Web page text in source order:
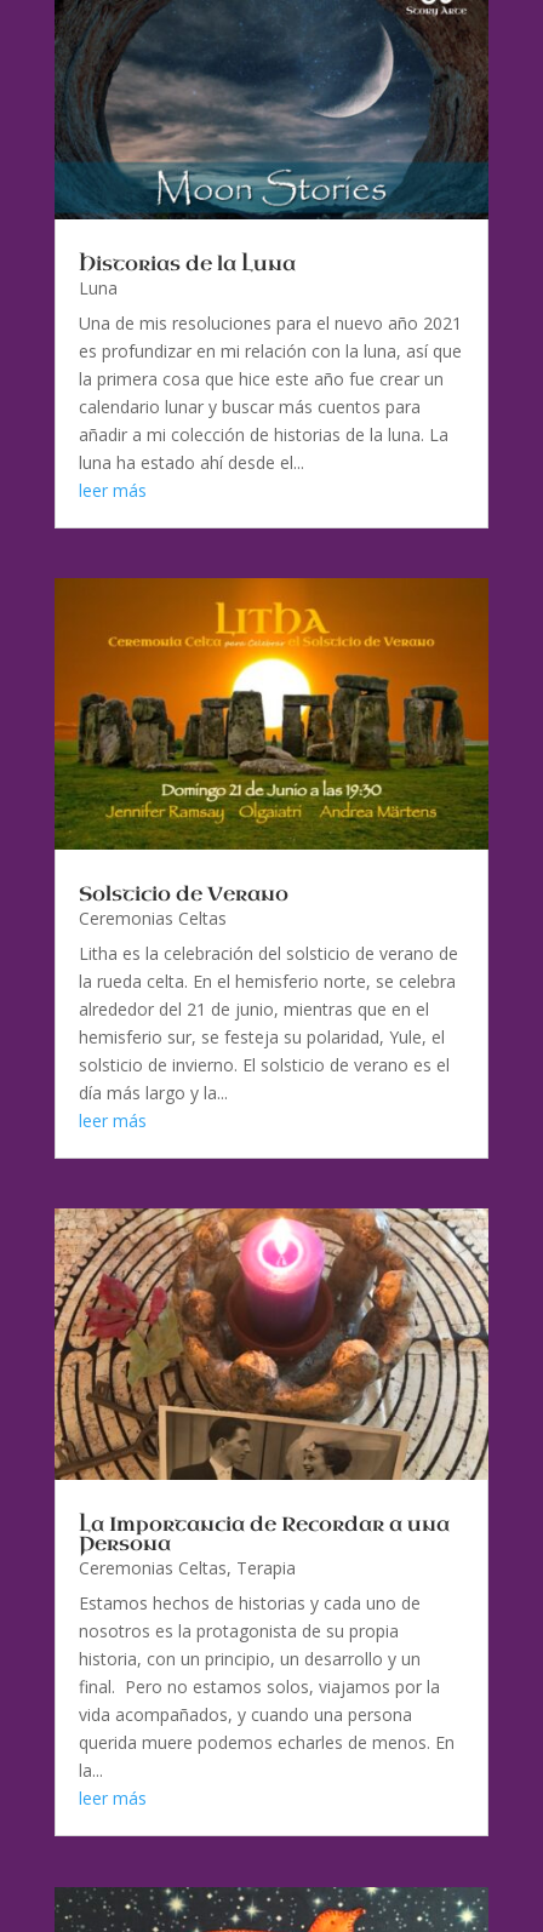
Historias de la Luna
Luna
Una de mis resoluciones para el nuevo año 2021
es profundizar en mi relación con la luna, así que
la primera cosa que hice este año fue crear un
calendario lunar y buscar más cuentos para
añadir a mi colección de historias de la luna. La
luna ha estado ahí desde el...
leer más
Solsticio de Verano
Ceremonias Celtas
Litha es la celebración del solsticio de verano de
la rueda celta. En el hemisferio norte, se celebra
alrededor del 21 de junio, mientras que en el
hemisferio sur, se festeja su polaridad, Yule, el
solsticio de invierno. El solsticio de verano es el
día más largo y la...
leer más
La Importancia de Recordar a una
Persona
Ceremonias Celtas, Terapia
Estamos hechos de historias y cada uno de
nosotros es la protagonista de su propia
historia, con un principio, un desarrollo y un
final. Pero no estamos solos, viajamos por la
vida acompañados, y cuando una persona
querida muere podemos echarles de menos. En
la...
leer más